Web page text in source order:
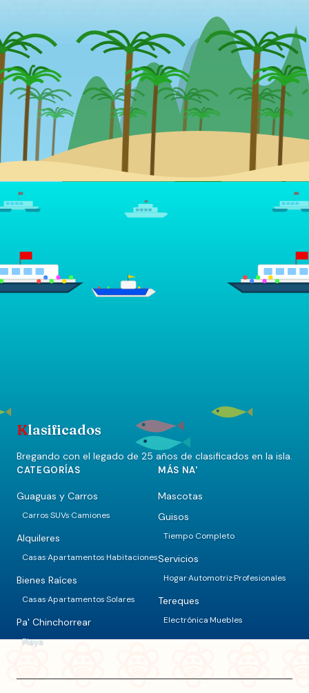
Klasificados
Bregando con el legado de 25 años de clasificados en la isla.
CATEGORÍAS
Guaguas y Carros
Carros·SUVs·Camiones
Alquileres
Casas·Apartamentos·Habitaciones
Bienes Raíces
Casas·Apartamentos·Solares
Pa' Chinchorrear
Playa
MÁS NA'
Mascotas
Guisos
Tiempo Completo
Servicios
Hogar·Automotriz·Profesionales
Tereques
Electrónica·Muebles